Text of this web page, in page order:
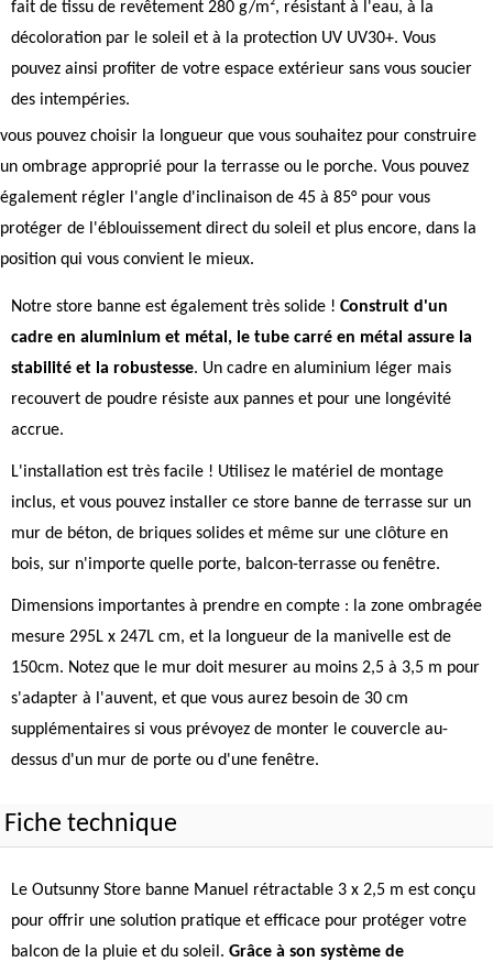
fait de tissu de revêtement 280 g/m², résistant à l'eau, à la
décoloration par le soleil et à la protection UV UV30+. Vous
pouvez ainsi profiter de votre espace extérieur sans vous soucier
des intempéries.
vous pouvez choisir la longueur que vous souhaitez pour construire
un ombrage approprié pour la terrasse ou le porche. Vous pouvez
également régler l'angle d'inclinaison de 45 à 85° pour vous
protéger de l'éblouissement direct du soleil et plus encore, dans la
position qui vous convient le mieux.
Notre store banne est également très solide ! Construit d'un
cadre en aluminium et métal, le tube carré en métal assure la
stabilité et la robustesse. Un cadre en aluminium léger mais
recouvert de poudre résiste aux pannes et pour une longévité
accrue.
L'installation est très facile ! Utilisez le matériel de montage
inclus, et vous pouvez installer ce store banne de terrasse sur un
mur de béton, de briques solides et même sur une clôture en
bois, sur n'importe quelle porte, balcon-terrasse ou fenêtre.
Dimensions importantes à prendre en compte : la zone ombragée
mesure 295L x 247L cm, et la longueur de la manivelle est de
150cm. Notez que le mur doit mesurer au moins 2,5 à 3,5 m pour
s'adapter à l'auvent, et que vous aurez besoin de 30 cm
supplémentaires si vous prévoyez de monter le couvercle au-
dessus d'un mur de porte ou d'une fenêtre.
Fiche technique
Le Outsunny Store banne Manuel rétractable 3 x 2,5 m est conçu
pour offrir une solution pratique et efficace pour protéger votre
balcon de la pluie et du soleil. Grâce à son système de